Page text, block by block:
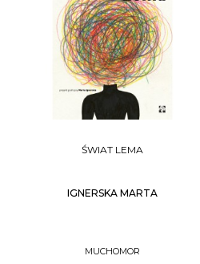
ŚWIAT LEMA
IGNERSKA MARTA
MUCHOMOR